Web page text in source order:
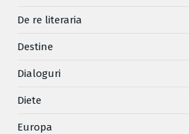
De re literaria
Destine
Dialoguri
Diete
Europa